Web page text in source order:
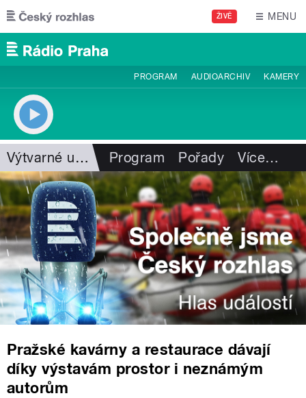
Přejít k hlavnímu obsahu
ŽIVĚ MENU
PROGRAM AUDIOARCHIV KAMERY
Výtvarné umění Program Pořady Více…
Pražské kavárny a restaurace dávají
díky výstavám prostor i neznámým
autorům